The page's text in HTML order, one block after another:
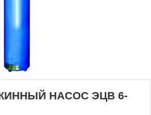
НАСОС ЭЦВ 6-